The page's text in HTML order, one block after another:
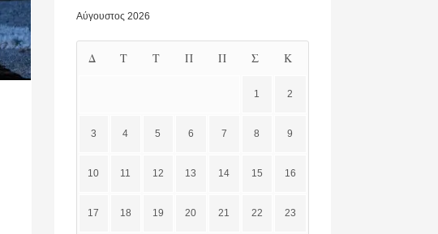
Αύγουστος 2026
Δ Τ Τ Π Π Σ Κ
1 2
3 4 5 6 7 8 9
10 11 12 13 14 15 16
17 18 19 20 21 22 23